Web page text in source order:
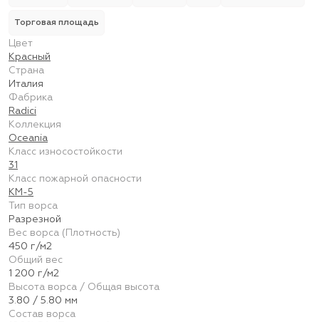
Торговая площадь
Цвет
Красный
Страна
Италия
Фабрика
Radici
Коллекция
Oceania
Класс износостойкости
31
Класс пожарной опасности
КМ-5
Тип ворса
Разрезной
Вес ворса (Плотность)
450 г/м2
Общий вес
1 200 г/м2
Высота ворса / Общая высота
3.80 / 5.80 мм
Состав ворса